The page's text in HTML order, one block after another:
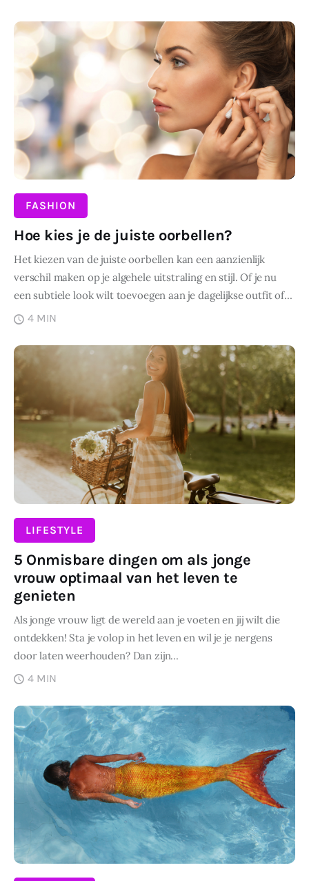
FASHION
Hoe kies je de juiste oorbellen?
Het kiezen van de juiste oorbellen kan een aanzienlijk
verschil maken op je algehele uitstraling en stijl. Of je nu
een subtiele look wilt toevoegen aan je dagelijkse outfit of…
DELEN
4 MIN
LIFESTYLE
5 Onmisbare dingen om als jonge
vrouw optimaal van het leven te
genieten
Als jonge vrouw ligt de wereld aan je voeten en jij wilt die
ontdekken! Sta je volop in het leven en wil je je nergens
door laten weerhouden? Dan zijn…
DELEN
4 MIN
DELEN